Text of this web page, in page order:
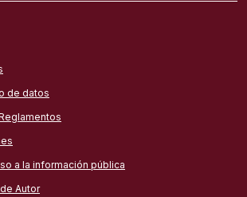
de datos
a la información pública
Autor